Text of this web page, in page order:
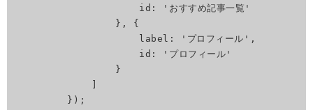
                    id: 'おすすめ記事一覧'
                }, {
                    label: 'プロフィール',
                    id: 'プロフィール'
                }
        });